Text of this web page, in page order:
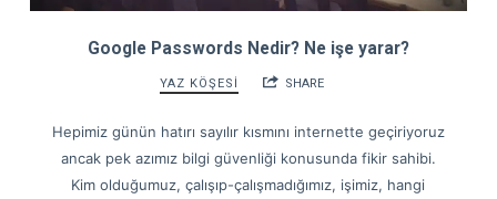
Google Passwords Nedir? Ne işe yarar?
YAZ KÖŞESİ SHARE
Hepimiz günün hatırı sayılır kısmını internette geçiriyoruz
ancak pek azımız bilgi güvenliği konusunda fikir sahibi.
Kim olduğumuz, çalışıp-çalışmadığımız, işimiz, hangi